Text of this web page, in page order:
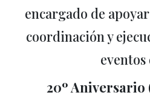
encargado de
coordinación y
eventos
20º Aniversario